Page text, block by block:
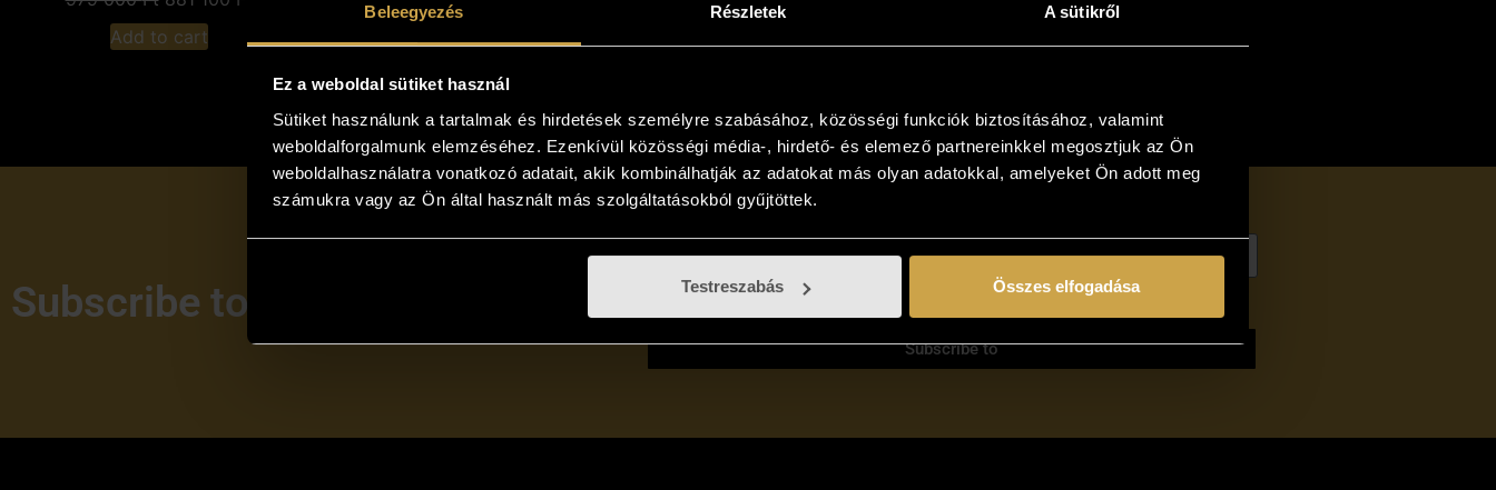
Beleegyezés Részletek A sütikről
Ez a weboldal sütiket használ
Sütiket használunk a tartalmak és hirdetések személyre szabásához, közösségi funkciók biztosításához, valamint
weboldalforgalmunk elemzéséhez. Ezenkívül közösségi média-, hirdető- és elemező partnereinkkel megosztjuk az Ön
weboldalhasználatra vonatkozó adatait, akik kombinálhatják az adatokat más olyan adatokkal, amelyeket Ön adott meg
számukra vagy az Ön által használt más szolgáltatásokból gyűjtöttek.
Testreszabás Összes elfogadása
Add to cart
Add to cart
Subscribe to our newsletter!
Subscribe to